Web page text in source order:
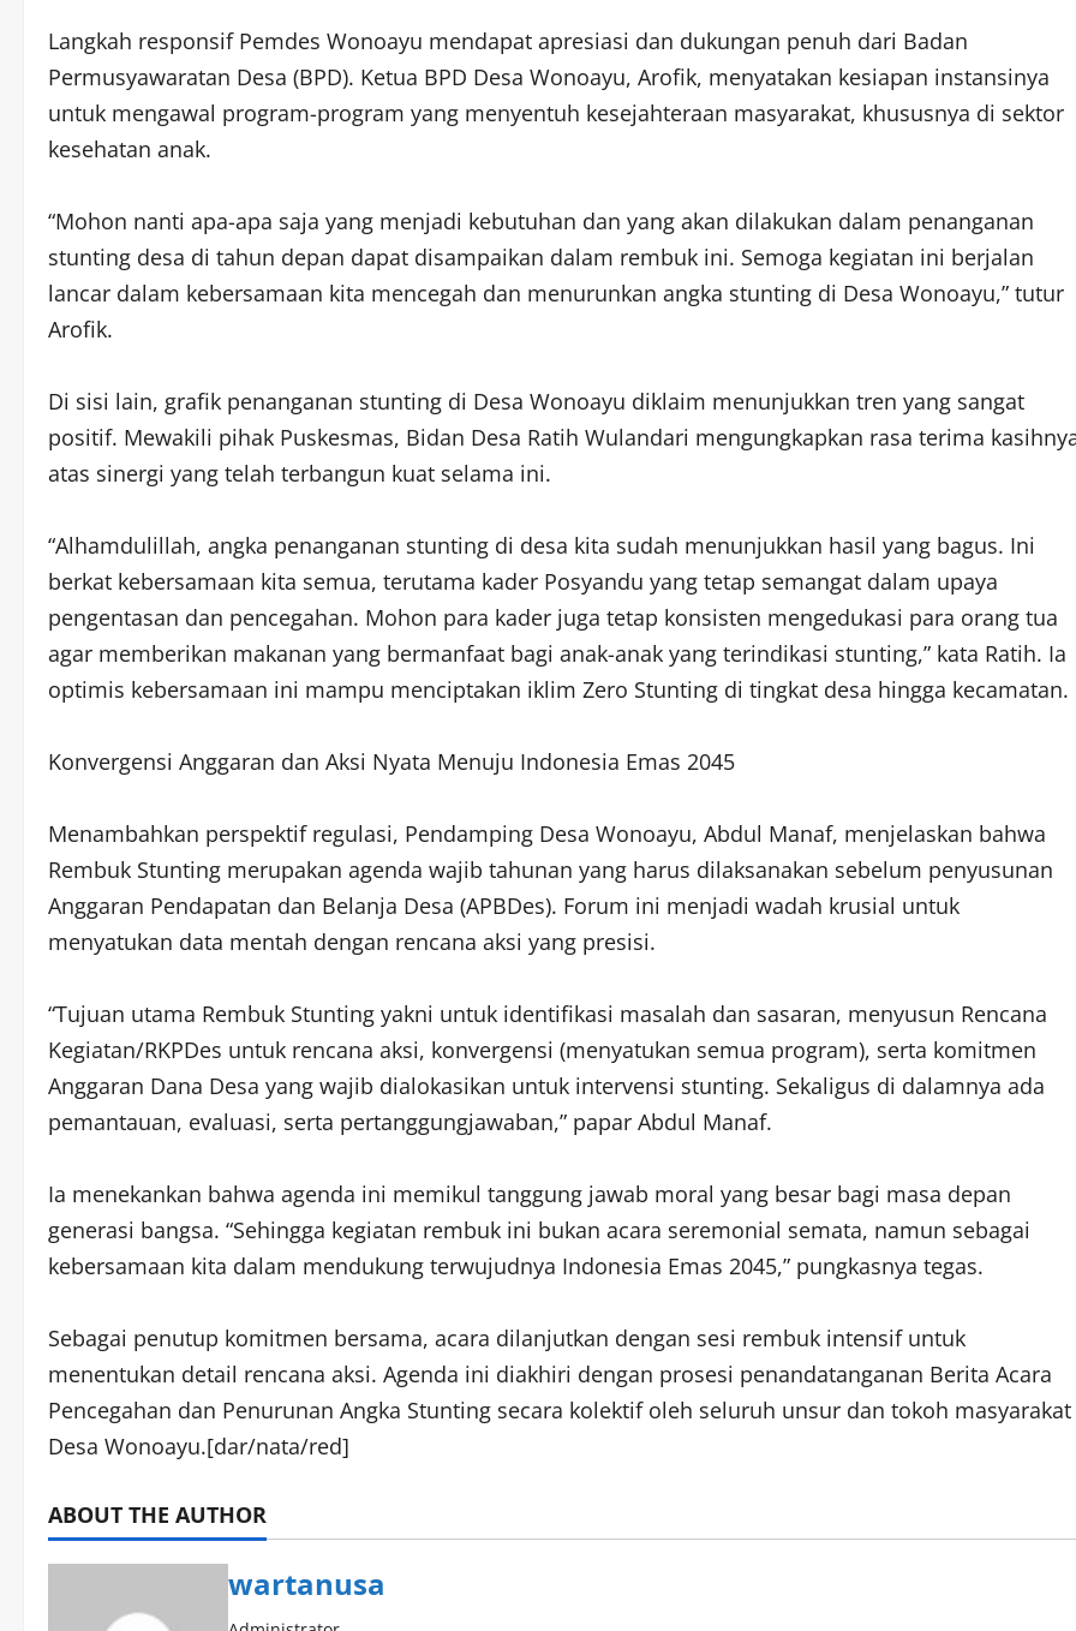
​Langkah responsif Pemdes Wonoayu mendapat apresiasi dan dukungan penuh dari Badan
Permusyawaratan Desa (BPD). Ketua BPD Desa Wonoayu, Arofik, menyatakan kesiapan instansinya
untuk mengawal program-program yang menyentuh kesejahteraan masyarakat, khususnya di sektor
kesehatan anak.
​“Mohon nanti apa-apa saja yang menjadi kebutuhan dan yang akan dilakukan dalam penanganan
stunting desa di tahun depan dapat disampaikan dalam rembuk ini. Semoga kegiatan ini berjalan
lancar dalam kebersamaan kita mencegah dan menurunkan angka stunting di Desa Wonoayu,” tutur
Arofik.
​Di sisi lain, grafik penanganan stunting di Desa Wonoayu diklaim menunjukkan tren yang sangat
positif. Mewakili pihak Puskesmas, Bidan Desa Ratih Wulandari mengungkapkan rasa terima
atas sinergi yang telah terbangun kuat selama ini.
​“Alhamdulillah, angka penanganan stunting di desa kita sudah menunjukkan hasil yang bagus. Ini
berkat kebersamaan kita semua, terutama kader Posyandu yang tetap semangat dalam upaya
pengentasan dan pencegahan. Mohon para kader juga tetap konsisten mengedukasi para orang tua
agar memberikan makanan yang bermanfaat bagi anak-anak yang terindikasi stunting,” kata Ratih. Ia
optimis kebersamaan ini mampu menciptakan iklim Zero Stunting di tingkat desa hingga kecamatan.
​Konvergensi Anggaran dan Aksi Nyata Menuju Indonesia Emas 2045
​Menambahkan perspektif regulasi, Pendamping Desa Wonoayu, Abdul Manaf, menjelaskan bahwa
Rembuk Stunting merupakan agenda wajib tahunan yang harus dilaksanakan sebelum penyusunan
Anggaran Pendapatan dan Belanja Desa (APBDes). Forum ini menjadi wadah krusial untuk
menyatukan data mentah dengan rencana aksi yang presisi.
​“Tujuan utama Rembuk Stunting yakni untuk identifikasi masalah dan sasaran, menyusun Rencana
Kegiatan/RKPDes untuk rencana aksi, konvergensi (menyatukan semua program), serta komitmen
Anggaran Dana Desa yang wajib dialokasikan untuk intervensi stunting. Sekaligus di dalamnya ada
pemantauan, evaluasi, serta pertanggungjawaban,” papar Abdul Manaf.
Ia menekankan bahwa agenda ini memikul tanggung jawab moral yang besar bagi masa depan
generasi bangsa. “Sehingga kegiatan rembuk ini bukan acara seremonial semata, namun sebagai
kebersamaan kita dalam mendukung terwujudnya Indonesia Emas 2045,” pungkasnya tegas.
​Sebagai penutup komitmen bersama, acara dilanjutkan dengan sesi rembuk intensif untuk
menentukan detail rencana aksi. Agenda ini diakhiri dengan prosesi penandatanganan Berita Acara
Pencegahan dan Penurunan Angka Stunting secara kolektif oleh seluruh unsur dan tokoh masyarakat
Desa Wonoayu.[dar/nata/red]
ABOUT THE AUTHOR
wartanusa